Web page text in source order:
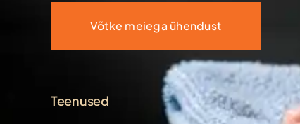
Võtke meiega ühendust
Teenused